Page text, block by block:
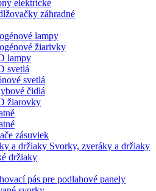
elektrické
záhradné
lampy
žiarivky
lampy
svetlá
svetlá
čidlá
žiarovky
zásuviek
Svorky, zveráky a držiaky
držiaky
pás pre podlahové panely